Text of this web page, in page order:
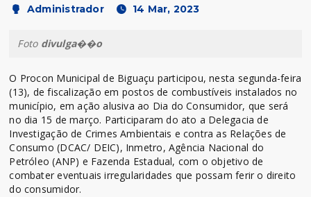
Administrador 14 Mar, 2023
Foto divulga��o
O Procon Municipal de Biguaçu participou, nesta segunda-feira
(13), de fiscalização em postos de combustíveis instalados no
município, em ação alusiva ao Dia do Consumidor, que será
no dia 15 de março. Participaram do ato a Delegacia de
Investigação de Crimes Ambientais e contra as Relações de
Consumo (DCAC/ DEIC), Inmetro, Agência Nacional do
Petróleo (ANP) e Fazenda Estadual, com o objetivo de
combater eventuais irregularidades que possam ferir o direito
do consumidor.